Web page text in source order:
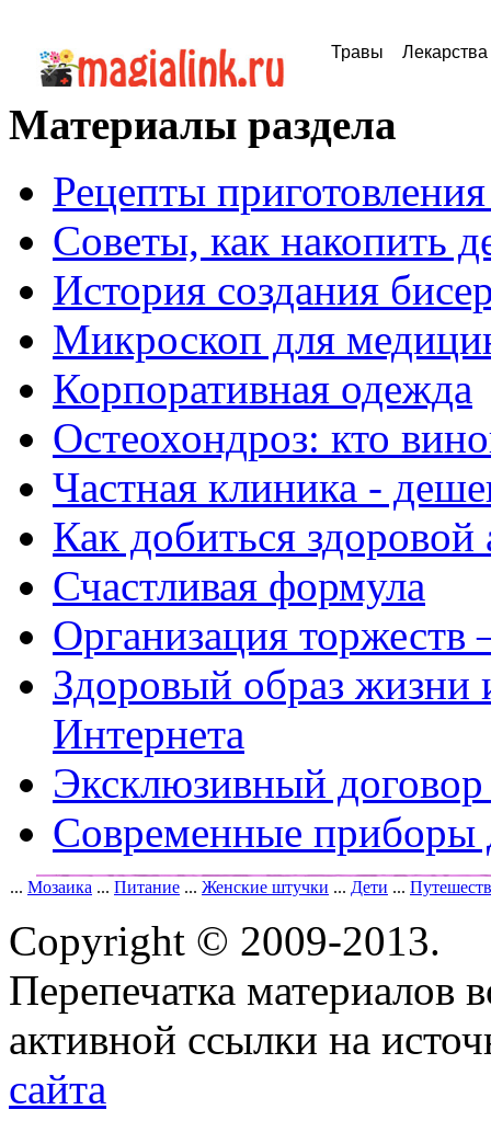
Травы Лекарства
Материалы раздела
Рецепты
Советы, как накопить
История создания
Микроскоп для
Корпоративная одежда
Остеохондроз: кто
Частная клиника -
Как добиться
Счастливая формула
Организация торжеств
Здоровый образ жизни
Интернета
Эксклюзивный
Современные приборы
... Мозаика ... Питание ... Женские штучки ... Дети ...
Copyright © 2009-2013.
Перепечатка материалов
активной ссылки на
сайта